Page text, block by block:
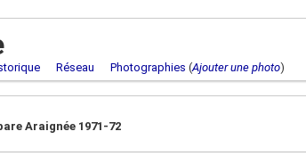
Réseau Photographies (Ajouter une photo)
Araignée 1971-72